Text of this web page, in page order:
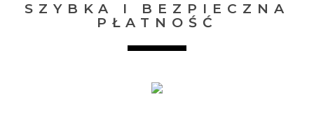
SZYBKA I BEZPIECZNA
PŁATNOŚĆ